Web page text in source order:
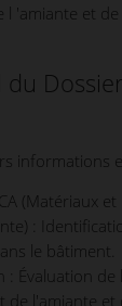
'amiante et de
du
informations
(Matériaux et
:
le bâtiment.
: Évaluation de
de l'amiante et